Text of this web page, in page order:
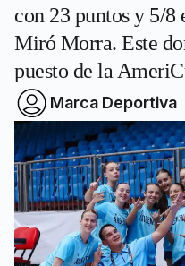
con 23 puntos y 5/8
Miró Morra. Este
puesto de la
Marca Deportiva